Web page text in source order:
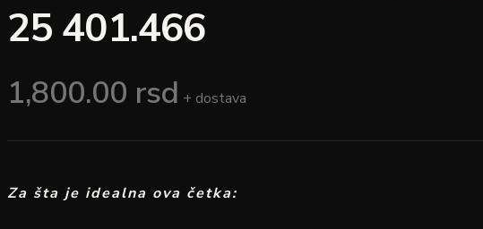
25 401.466
1,800.00 rsd + dostava
Za šta je idealna ova četka: